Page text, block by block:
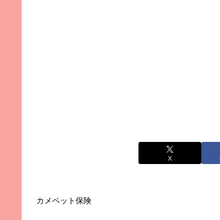
X
カメペット保険